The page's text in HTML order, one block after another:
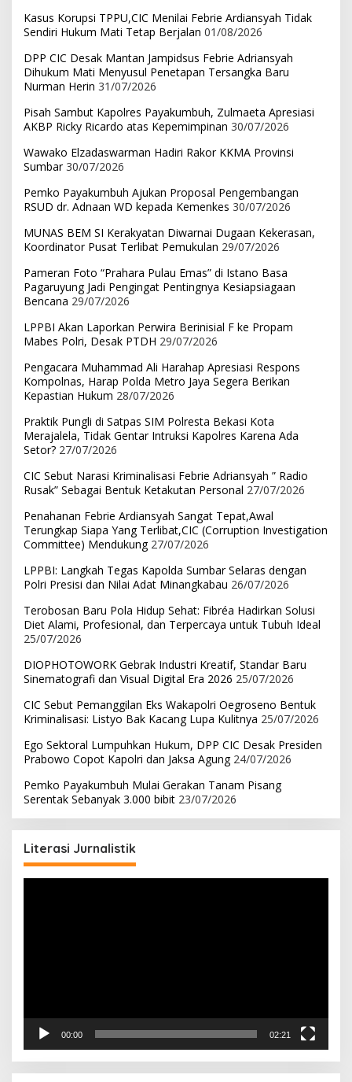
Kasus Korupsi TPPU,CIC Menilai Febrie Ardiansyah Tidak
Sendiri Hukum Mati Tetap Berjalan 01/08/2026
DPP CIC Desak Mantan Jampidsus Febrie Adriansyah
Dihukum Mati Menyusul Penetapan Tersangka Baru
Nurman Herin 31/07/2026
Pisah Sambut Kapolres Payakumbuh, Zulmaeta Apresiasi
AKBP Ricky Ricardo atas Kepemimpinan 30/07/2026
Wawako Elzadaswarman Hadiri Rakor KKMA Provinsi
Sumbar 30/07/2026
Pemko Payakumbuh Ajukan Proposal Pengembangan
RSUD dr. Adnaan WD kepada Kemenkes 30/07/2026
MUNAS BEM SI Kerakyatan Diwarnai Dugaan Kekerasan,
Koordinator Pusat Terlibat Pemukulan 29/07/2026
Pameran Foto “Prahara Pulau Emas” di Istano Basa
Pagaruyung Jadi Pengingat Pentingnya Kesiapsiagaan
Bencana 29/07/2026
LPPBI Akan Laporkan Perwira Berinisial F ke Propam
Mabes Polri, Desak PTDH 29/07/2026
Pengacara Muhammad Ali Harahap Apresiasi Respons
Kompolnas, Harap Polda Metro Jaya Segera Berikan
Kepastian Hukum 28/07/2026
Praktik Pungli di Satpas SIM Polresta Bekasi Kota
Merajalela, Tidak Gentar Intruksi Kapolres Karena Ada
Setor? 27/07/2026
CIC Sebut Narasi Kriminalisasi Febrie Adriansyah ” Radio
Rusak” Sebagai Bentuk Ketakutan Personal 27/07/2026
Penahanan Febrie Ardiansyah Sangat Tepat,Awal
Terungkap Siapa Yang Terlibat,CIC (Corruption Investigation
Committee) Mendukung 27/07/2026
LPPBI: Langkah Tegas Kapolda Sumbar Selaras dengan
Polri Presisi dan Nilai Adat Minangkabau 26/07/2026
Terobosan Baru Pola Hidup Sehat: Fibréa Hadirkan Solusi
Diet Alami, Profesional, dan Terpercaya untuk Tubuh Ideal
25/07/2026
DIOPHOTOWORK Gebrak Industri Kreatif, Standar Baru
Sinematografi dan Visual Digital Era 2026 25/07/2026
CIC Sebut Pemanggilan Eks Wakapolri Oegroseno Bentuk
Kriminalisasi: Listyo Bak Kacang Lupa Kulitnya 25/07/2026
Ego Sektoral Lumpuhkan Hukum, DPP CIC Desak Presiden
Prabowo Copot Kapolri dan Jaksa Agung 24/07/2026
Pemko Payakumbuh Mulai Gerakan Tanam Pisang
Serentak Sebanyak 3.000 bibit 23/07/2026
Literasi Jurnalistik
00:00 02:21